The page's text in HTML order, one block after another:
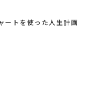
トを使った人生計画